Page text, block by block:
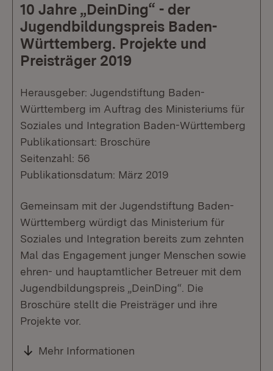
10 Jahre „DeinDing“ - der
Jugendbildungspreis Baden-
Württemberg. Projekte und
Preisträger 2019
Herausgeber: Jugendstiftung Baden-
Württemberg im Auftrag des Ministeriums für
Soziales und Integration Baden-Württemberg
Publikationsart: Broschüre
Seitenzahl: 56
Publikationsdatum: März 2019
Gemeinsam mit der Jugendstiftung Baden-
Württemberg würdigt das Ministerium für
Soziales und Integration bereits zum zehnten
Mal das Engagement junger Menschen sowie
ehren- und hauptamtlicher Betreuer mit dem
Jugendbildungspreis „DeinDing“. Die
Broschüre stellt die Preisträger und ihre
Projekte vor.
Mehr Informationen